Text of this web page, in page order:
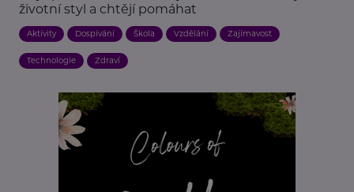
životní styl a chtějí pomáhat
Aktivity Dospívání Škola Vzdělání Zajímavost
Technologie Zdraví